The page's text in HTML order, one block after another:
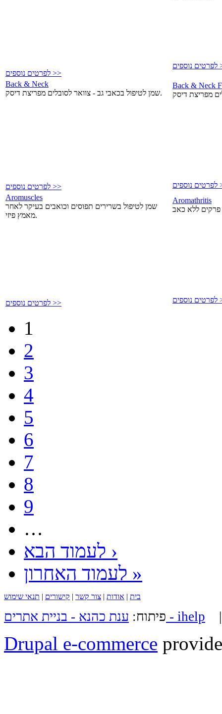
לפרטים נוספים >>
>>
Back & Neck
שמן לטיפול בכאבי גב - צוואר לסובלים מפריצת דיסק.
לפרטים נוספים >>
Back & Neck
>>
Aromuscles
שמן לטיפול בשרירים תפוסים וכואבים בעיקר לאחר
מאמץ פיזי.
לפרטים נוספים >>
Aromathritis
>>
1
2
3
4
5
6
7
8
9
…
לעמוד הבא ›
לעמוד האחרון »
בית | אודות | צור קשר | קישורים | תנאי שימוש
פיתוח: ענת כהנא - בניית אתרים - ihelp
Drupal e-commerce